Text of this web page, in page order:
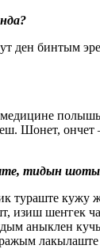
ден бинтым
Шонет,
тидын
кужу
изиш
аныклен